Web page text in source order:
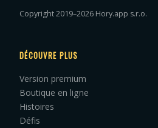
Copyright 2019–2026 Hory.app s.r.o.
DÉCOUVRE PLUS
Version premium
Boutique en ligne
Histoires
Défis